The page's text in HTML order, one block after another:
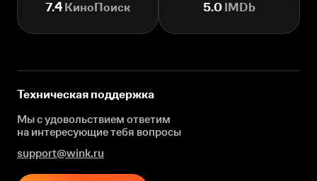
7.4 КиноПоиск 5.0 IMDb
Техническая поддержка
Мы с удовольствием ответим
на интересующиетебя вопросы
support@wink.ru